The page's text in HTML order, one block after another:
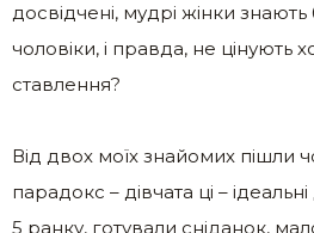
досвідчені, мудрі жінки знають
чоловіки, і правда, не цінують
ставлення?
Від двох моїх знайомих пішли
парадокс – дівчата ці –
5 ранку, готували сніданок,